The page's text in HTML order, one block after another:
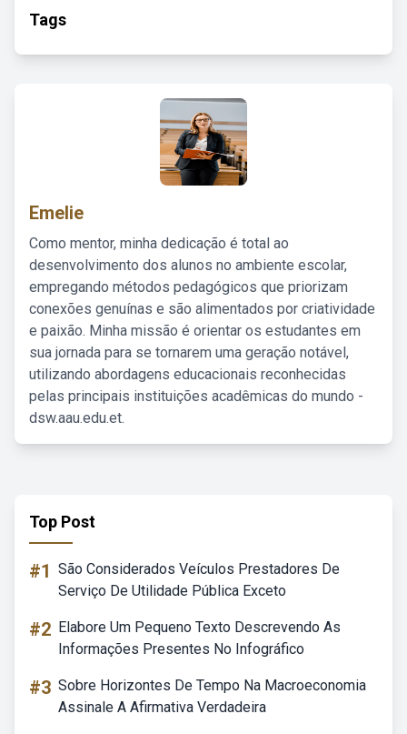
Tags
Emelie
Como mentor, minha dedicação é total ao
desenvolvimento dos alunos no ambiente escolar,
empregando métodos pedagógicos que priorizam
conexões genuínas e são alimentados por criatividade
e paixão. Minha missão é orientar os estudantes em
sua jornada para se tornarem uma geração notável,
utilizando abordagens educacionais reconhecidas
pelas principais instituições acadêmicas do mundo -
dsw.aau.edu.et.
Top Post
#1 São Considerados Veículos Prestadores De
Serviço De Utilidade Pública Exceto
#2 Elabore Um Pequeno Texto Descrevendo As
Informações Presentes No Infográfico
#3 Sobre Horizontes De Tempo Na Macroeconomia
Assinale A Afirmativa Verdadeira